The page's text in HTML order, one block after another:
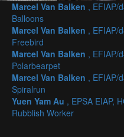
Marcel Van Balken , EFIAP/
Balloons
Marcel Van Balken , EFIAP/
Freebird
Marcel Van Balken , EFIAP/
Polarbearpet
Marcel Van Balken , EFIAP/
Spiralrun
Yuen Yam Au , EPSA EIAP,
Rubblish Worker